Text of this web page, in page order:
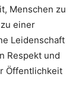
Menschen zu
einer
Leidenschaft
Respekt und
Öffentlichkeit